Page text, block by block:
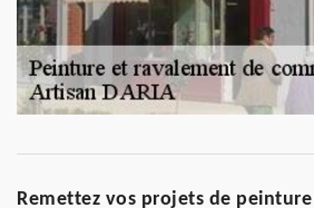
Remettez vos projets de